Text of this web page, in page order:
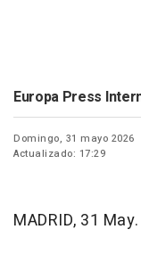
Europa Press
Domingo, 31 mayo 2026
Actualizado: 17:29
MADRID, 31